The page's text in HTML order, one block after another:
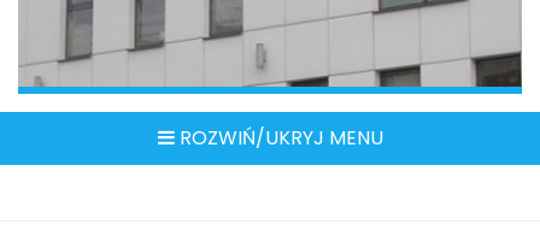
ROZWIŃ/UKRYJ MENU